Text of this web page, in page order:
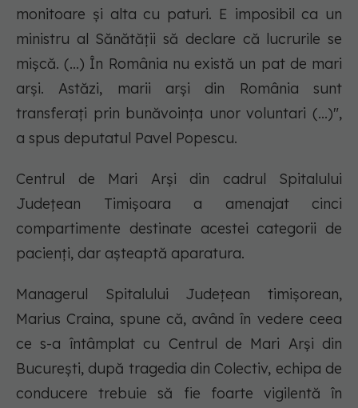
monitoare şi alta cu paturi. E imposibil ca un
ministru al Sănătăţii să declare că lucrurile se
mişcă. (...) În România nu există un pat de mari
arşi. Astăzi, marii arşi din România sunt
transferaţi prin bunăvoinţa unor voluntari (...)",
a spus deputatul Pavel Popescu.
Centrul de Mari Arşi din cadrul Spitalului
Judeţean Timişoara a amenajat cinci
compartimente destinate acestei categorii de
pacienţi, dar aşteaptă aparatura.
Managerul Spitalului Judeţean timişorean,
Marius Craina, spune că, având în vedere ceea
ce s-a întâmplat cu Centrul de Mari Arşi din
Bucureşti, după tragedia din Colectiv, echipa de
conducere trebuie să fie foarte vigilentă în